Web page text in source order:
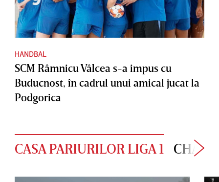
HANDBAL
SCM Râmnicu Vâlcea s-a impus cu
Buducnost, în cadrul unui amical jucat la
Podgorica
CASA PARIURILOR LIGA 1